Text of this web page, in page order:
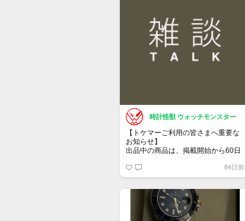
時計怪獣 ウォッチモンスター
【トケマーご利用の皆さまへ重要な
お知らせ】
出品中の商品は、掲載開始から60日
へ戻ります。
トップページでお気に入り登録がで
詳しくはマイページ＞お知らせをご
確認ください。
84日前